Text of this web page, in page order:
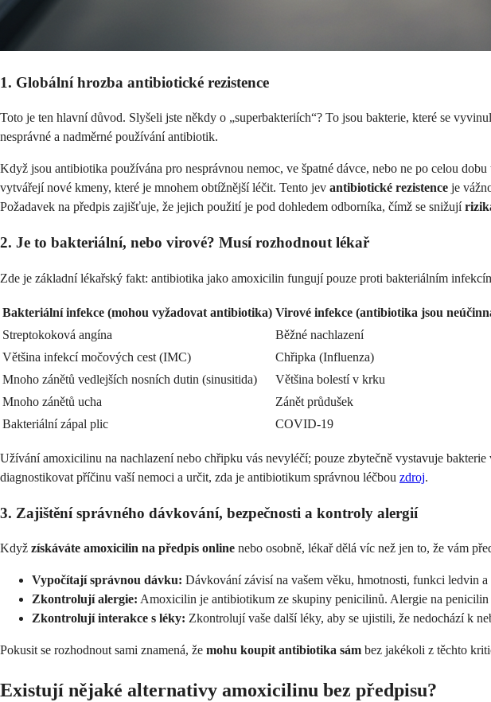
1. Globální hrozba antibiotické rezistence
Toto je ten hlavní důvod. Slyšeli jste někdy o „superbakteriích“? To jsou bakterie, které se
nesprávné a nadměrné používání antibiotik.
Když jsou antibiotika používána pro nesprávnou nemoc, ve špatné dávce, nebo ne po celou
vytvářejí nové kmeny, které je mnohem obtížnější léčit. Tento jev antibiotické rezistence je
Požadavek na předpis zajišťuje, že jejich použití je pod dohledem odborníka, čímž se snižují
2. Je to bakteriální, nebo virové? Musí rozhodnout lékař
Zde je základní lékařský fakt: antibiotika jako amoxicilin fungují pouze proti bakteriálním
Bakteriální infekce (mohou vyžadovat antibiotika) Virové infekce (antibiotika jsou
Streptokoková angína
Běžné nachlazení
Většina infekcí močových cest (IMC)
Chřipka (Influenza)
Mnoho zánětů vedlejších nosních dutin (sinusitida)
Většina bolestí v krku
Mnoho zánětů ucha
Zánět průdušek
Bakteriální zápal plic
COVID-19
Užívání amoxicilinu na nachlazení nebo chřipku vás nevyléčí; pouze zbytečně vystavuje
diagnostikovat příčinu vaší nemoci a určit, zda je antibiotikum správnou léčbou zdroj.
3. Zajištění správného dávkování, bezpečnosti a kontroly alergií
Když získáváte amoxicilin na předpis online nebo osobně, lékař dělá víc než jen to, že vám
Vypočítají správnou dávku: Dávkování závisí na vašem věku, hmotnosti, funkci ledvin
Zkontrolují alergie: Amoxicilin je antibiotikum ze skupiny penicilinů. Alergie na
Zkontrolují interakce s léky: Zkontrolují vaše další léky, aby se ujistili, že nedochází k
Pokusit se rozhodnout sami znamená, že mohu koupit antibiotika sám bez jakékoli z těchto
Existují nějaké alternativy amoxicilinu bez předpisu?